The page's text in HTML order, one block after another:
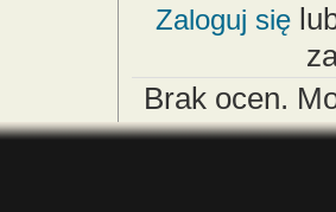
Zaloguj się
Brak ocen.